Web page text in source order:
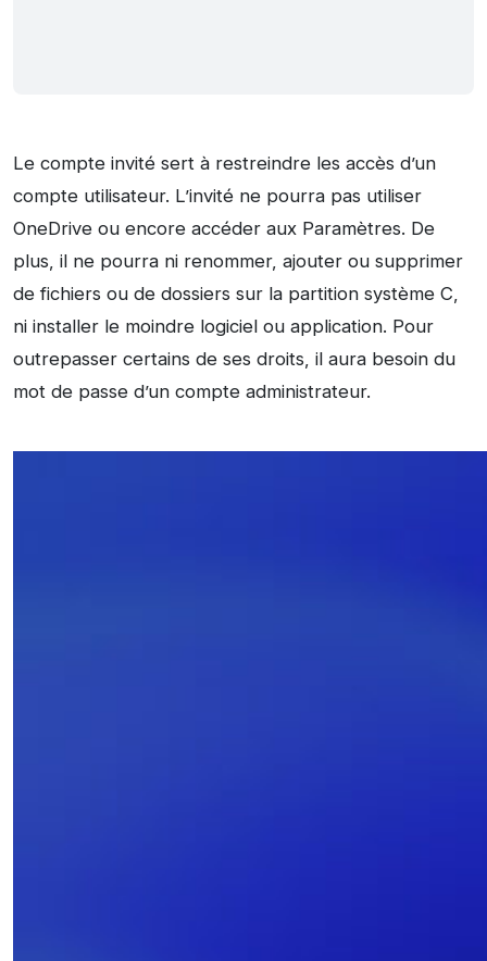
Le compte invité sert à restreindre les accès d’un
compte utilisateur. L’invité ne pourra pas utiliser
OneDrive ou encore accéder aux Paramètres. De
plus, il ne pourra ni renommer, ajouter ou supprimer
de fichiers ou de dossiers sur la partition système C,
ni installer le moindre logiciel ou application. Pour
outrepasser certains de ses droits, il aura besoin du
mot de passe d’un compte administrateur.